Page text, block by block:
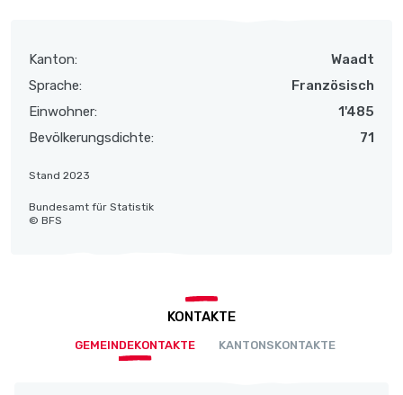
Kanton:
Waadt
Sprache:
Französisch
Einwohner:
1'485
Bevölkerungsdichte:
71
Stand 2023
Bundesamt für Statistik
© BFS
KONTAKTE
GEMEINDEKONTAKTE KANTONSKONTAKTE